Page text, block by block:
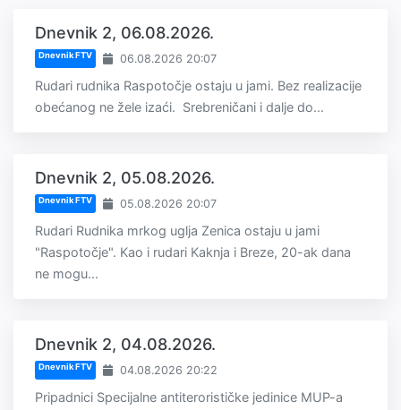
Dnevnik 2, 06.08.2026.
Dnevnik FTV 06.08.2026 20:07
Rudari rudnika Raspotočje ostaju u jami. Bez realizacije
obećanog ne žele izaći. Srebreničani i dalje do...
Dnevnik 2, 05.08.2026.
Dnevnik FTV 05.08.2026 20:07
Rudari Rudnika mrkog uglja Zenica ostaju u jami
"Raspotočje". Kao i rudari Kaknja i Breze, 20-ak dana
ne mogu...
Dnevnik 2, 04.08.2026.
Dnevnik FTV 04.08.2026 20:22
Pripadnici Specijalne antiterorističke jedinice MUP-a